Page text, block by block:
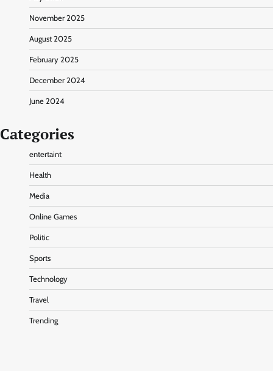
November 2025
August 2025
February 2025
December 2024
June 2024
Categories
entertaint
Health
Media
Online Games
Politic
Sports
Technology
Travel
Trending